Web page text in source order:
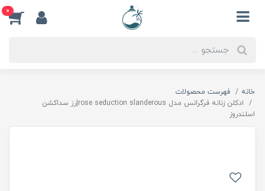
0
خانه
فهرست محصولات
ادكلن زنانه فرگرانس مدل rose seduction slanderous|رز سداكشن
اسلندروز